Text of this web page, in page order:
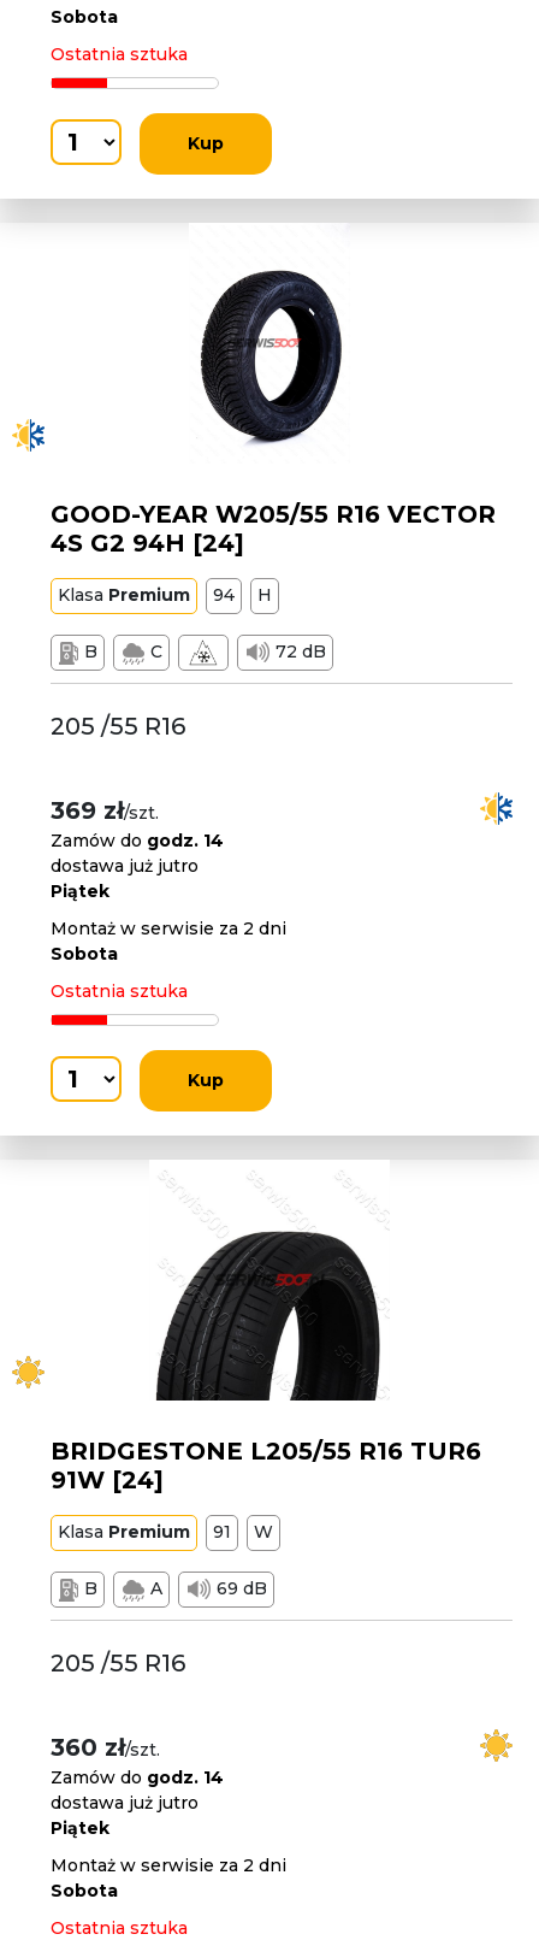
Sobota
Ostatnia sztuka
Kup
GOOD-YEAR W205/55 R16 VECTOR
4S G2 94H [24]
Klasa Premium 94 H
B C 72 dB
205 /55 R16
369 zł/szt.
Zamów do godz. 14
dostawa już jutro
Piątek
Montaż w serwisie za 2 dni
Sobota
Ostatnia sztuka
Kup
BRIDGESTONE L205/55 R16 TUR6
91W [24]
Klasa Premium 91 W
B A 69 dB
205 /55 R16
360 zł/szt.
Zamów do godz. 14
dostawa już jutro
Piątek
Montaż w serwisie za 2 dni
Sobota
Ostatnia sztuka